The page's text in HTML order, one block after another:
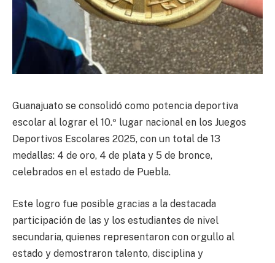
Guanajuato se consolidó como potencia deportiva
escolar al lograr el 10.º lugar nacional en los Juegos
Deportivos Escolares 2025, con un total de 13
medallas: 4 de oro, 4 de plata y 5 de bronce,
celebrados en el estado de Puebla.
Este logro fue posible gracias a la destacada
participación de las y los estudiantes de nivel
secundaria, quienes representaron con orgullo al
estado y demostraron talento, disciplina y